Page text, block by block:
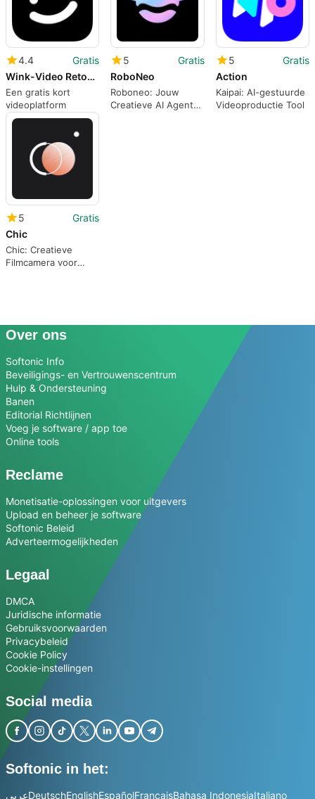
4.4
Gratis
Wink-Video Retouching Tool
Een gratis kort
videoplatform
5
Gratis
RoboNeo
Roboneo: Jouw
Creatieve AI Agent
5
Gratis
Action
Kaipai: AI-gestuurde
Videoproductie Tool
5
Gratis
Chic
Chic: Creatieve
Filmcamera voor
Over ons
Softonic Info
Beveiligings- en Vertrouwenscentrum
Hulp & Ondersteuning
Banen
Editorial Richtlijnen
Voeg je software / app toe
Online tools
Reclame
Monetisatie-oplossingen voor uitgevers
Upload en beheer je software
Softonic Beleid
Adverteermogelijkheden
Legaal
DMCA
Juridische informatie
Gebruiksvoorwaarden
Privacybeleid
Cookie Policy
Cookie-instellingen
Social media
Softonic in het:
عربيDeutschEnglishEspañolFrançaisBahasa IndonesiaItaliano